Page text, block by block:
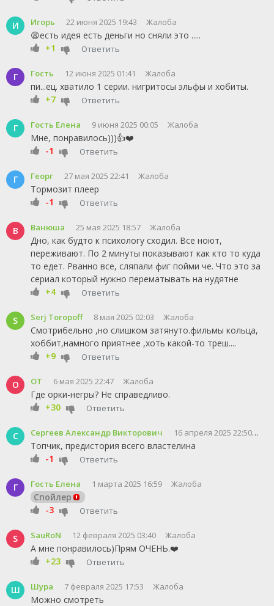
И Игорь 22 июня 2025 19:43 Жалоба
😩есть идея есть деньги но сняли это .....
+1
Ответить
Г Гость 12 июня 2025 01:41 Жалоба
пи...ец. хватило 1 серии. нигритосы эльфы и хобиты.
+7
Ответить
Г Гость Елена 9 июня 2025 00:05 Жалоба
Мне, понравилось)))👍❤️
-1
Ответить
Г Георг 27 мая 2025 22:41 Жалоба
Тормозит плеер
-1
Ответить
В Ванюша 25 мая 2025 18:57 Жалоба
Дно, как будто к психологу сходил. Все ноют,
переживают. По 2 минуты показывают как кто то куда
то едет. Рванно все, сляпали фиг пойми че. Что это за
сериал который нужно перематывать на нудятне
+4
Ответить
S Serj Toropoff 8 мая 2025 02:03 Жалоба
Смотрибельно ,но слишком затянуто.фильмы кольца,
хоббит,намного приятнее ,хоть какой-то треш....
+9
Ответить
О ОТ 6 мая 2025 22:47 Жалоба
Где орки-негры? Не справедливо.
+30
Ответить
С Сергеев Александр Викторович 16 апреля 2025 22:50
Топчик, предистория всего властелина
-1
Ответить
Г Гость Елена 1 марта 2025 16:59 Жалоба
Спойлер
-3
Ответить
S SauRoN 12 февраля 2025 03:40 Жалоба
А мне понравилось)Прям ОЧЕНЬ.❤️
+23
Ответить
Ш Шура 7 февраля 2025 17:53 Жалоба
Можно смотреть